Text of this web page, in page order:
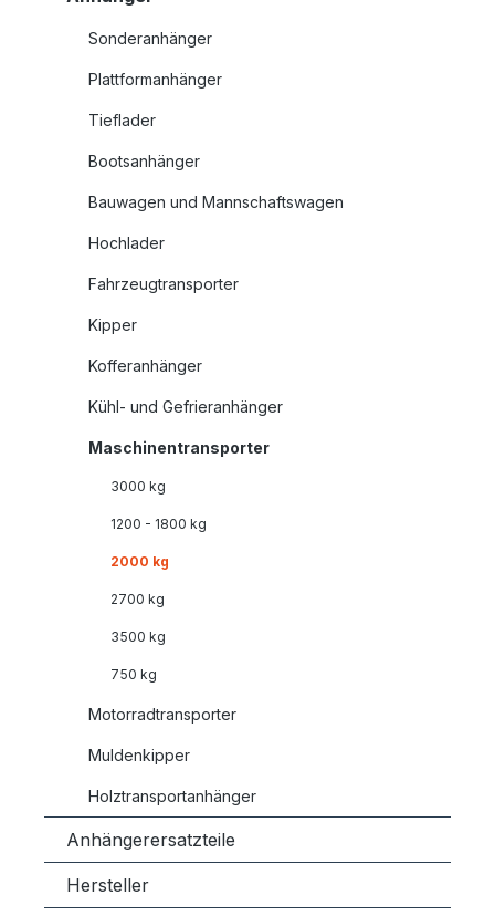
Sonderanhänger
Plattformanhänger
Tieflader
Bootsanhänger
Bauwagen und Mannschaftswagen
Hochlader
Fahrzeugtransporter
Kipper
Kofferanhänger
Kühl- und Gefrieranhänger
Maschinentransporter
3000 kg
1200 - 1800 kg
2000 kg
2700 kg
3500 kg
750 kg
Motorradtransporter
Muldenkipper
Holztransportanhänger
Anhängerersatzteile
Hersteller